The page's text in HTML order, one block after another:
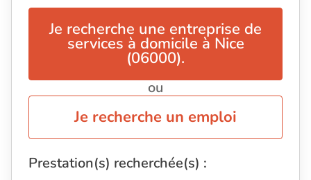
Je recherche une entreprise de
services à domicile à Nice
(06000).
ou
Je recherche un emploi
Prestation(s) recherchée(s) :